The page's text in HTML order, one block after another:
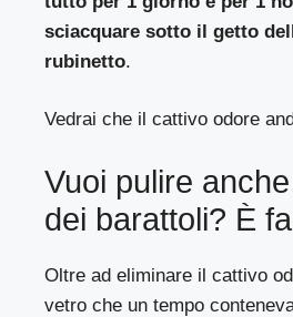
sciacquare sotto il getto
rubinetto.
Vedrai che il cattivo odore
Vuoi pulire
dei barattoli? È
Oltre ad eliminare il cattivo
vetro che un tempo